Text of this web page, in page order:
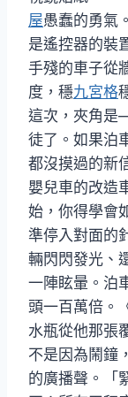
屋愚蠢的勇氣
是遙控器的裝
手殘的車子從
度，穩九宮格
這次，夾角是
徒了。如果泊
都沒摸過的新
嬰兒車的改造
始，你得學會
準停入對面的
輛閃閃發光、
一陣眩暈。泊
頭一百萬倍。
水瓶從他那張
不是因為鬧鐘
的廣播聲。「